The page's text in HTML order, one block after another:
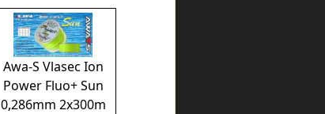
Awa-S Vlasec Ion
Power Fluo+ Sun
0,286mm 2x300m